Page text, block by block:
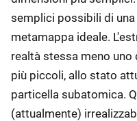
semplici possibili di
metamappa ideale.
realtà stessa meno
più piccoli, allo stato
particella subatomica.
(attualmente)